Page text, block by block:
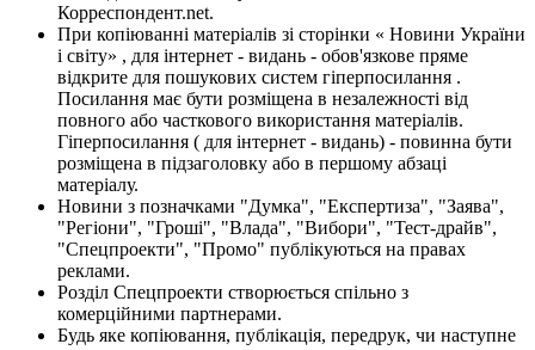
Корреспондент.net.
При копіюванні матеріалів зі сторінки « Новини України
і світу» , для інтернет - видань - обов'язкове пряме
відкрите для пошукових систем гіперпосилання .
Посилання має бути розміщена в незалежності від
повного або часткового використання матеріалів.
Гіперпосилання ( для інтернет - видань) - повинна бути
розміщена в підзаголовку або в першому абзаці
матеріалу.
Новини з позначками "Думка", "Експертиза", "Заява",
"Регіони", "Гроші", "Влада", "Вибори", "Тест-драйв",
"Спецпроекти", "Промо" публікуються на правах
реклами.
Розділ Спецпроекти створюється спільно з
комерційними партнерами.
Будь яке копіювання, публікація, передрук, чи наступне